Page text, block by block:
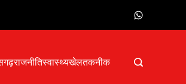
राजनीतिस्वास्थ्यखेलतकनीक